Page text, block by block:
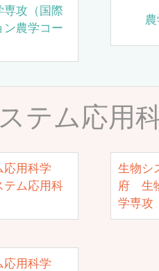
攻（国際
ン農学コー
テム応用
応用科学
ム応用科
生物シ
府 生
学専攻
応用科学